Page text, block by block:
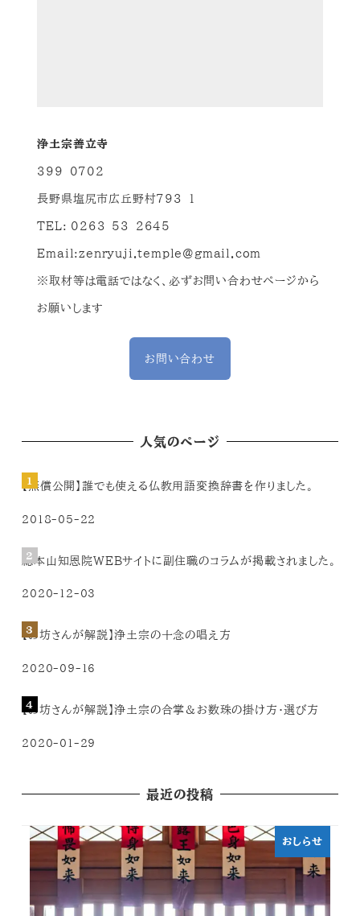
浄土宗善立寺
399-0702
長野県塩尻市広丘野村793-1
TEL: 0263-53-2645
Email:zenryuji.temple@gmail.com
※取材等は電話ではなく、必ずお問い合わせページから
お願いします
お問い合わせ
人気のページ
【無償公開】誰でも使える仏教用語変換辞書を作りました。
2018-05-22
総本山知恩院WEBサイトに副住職のコラムが掲載されました。
2020-12-03
【お坊さんが解説】浄土宗の十念の唱え方
2020-09-16
【お坊さんが解説】浄土宗の合掌＆お数珠の掛け方・選び方
2020-01-29
最近の投稿
おしらせ